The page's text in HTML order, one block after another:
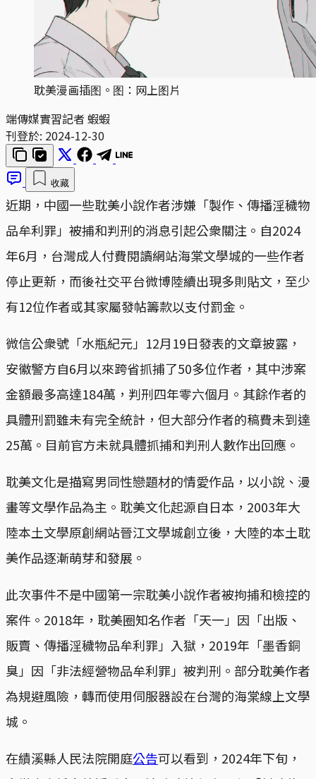
耽美漫画插图。图：网上图片
端傳媒實習記者 蝦蝦
刊登於: 2024-12-30
收藏
近期，中國一些耽美小說作者涉嫌「製作、傳播淫穢物
品牟利罪」被捕和判刑的消息引起公衆關注。自2024
年6月，台灣成人付費閱讀網站海棠文學城的一些作者
停止更新，而後社交平台微博陸續出現多則貼文，至少
有12位作者或其家屬發帖籌款以支付罰金。
微信公衆號「水瓶紀元」12月19日發表的文章披露，
安徽警方自6月以來跨省抓捕了50多位作者，其中涉案
金額最多高達184萬，判刑四年零六個月。其餘作者的
具體刑罰雖未有完全統計，但大部分作者的稿費未到達
25萬。目前官方未就具體抓捕和判刑人數作出回應。
耽美文化是描寫男同性戀題材的情愛作品，以小說、漫
畫等文學作品為主。耽美文化起源自日本，2003年大
陸本土文學原創網站晉江文學城創立後，大陸的本土耽
美作品逐漸萌芽和發展。
此次事件不是中國第一宗耽美小說作者被拘捕和檢控的
案件。2018年，耽美圈知名作者「天一」因「出版、
販賣、傳播淫穢物品牟利罪」入獄，2019年「墨香銅
臭」因「非法經營物品牟利罪」被判刑。部分耽美作者
為規避風險，轉而使用伺服器設在台灣的海棠線上文學
城。
在績溪縣人民法院開庭公告可以看到，2024年下旬，